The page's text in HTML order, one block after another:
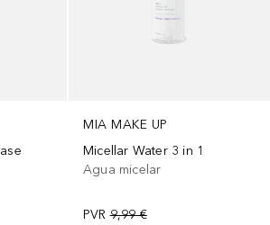
MIA MAKE UP
Micellar Water 3 in 1
Agua micelar
PVR 9,99 €